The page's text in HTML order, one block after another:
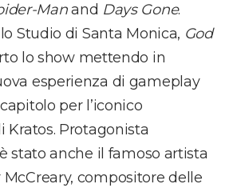
Manand Days Gone.
Studio di Santa Monica, God
lo show mettendo in
esperienza di gameplay
per l’iconico
Kratos. Protagonista
stato anche il famoso artista
compositore delle